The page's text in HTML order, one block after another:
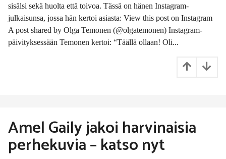
h
s
i
sisälsi sekä huolta että toivoa. Tässä on hänen Instagram-
julkaisunsa, jossa hän kertoi asiasta: View this post on Instagram
A post shared by Olga Temonen (@olgatemonen) Instagram-
päivityksessään Temonen kertoi: “Täällä ollaan! Oli...
Amel Gaily jakoi harvinaisia
perhekuvia – katso nyt